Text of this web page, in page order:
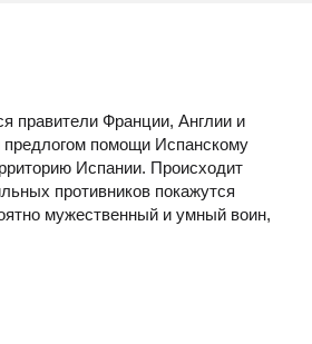
правители Франции, Англии и
помощи Испанскому
Испании. Происходит
противников покажутся
мужественный и умный воин,